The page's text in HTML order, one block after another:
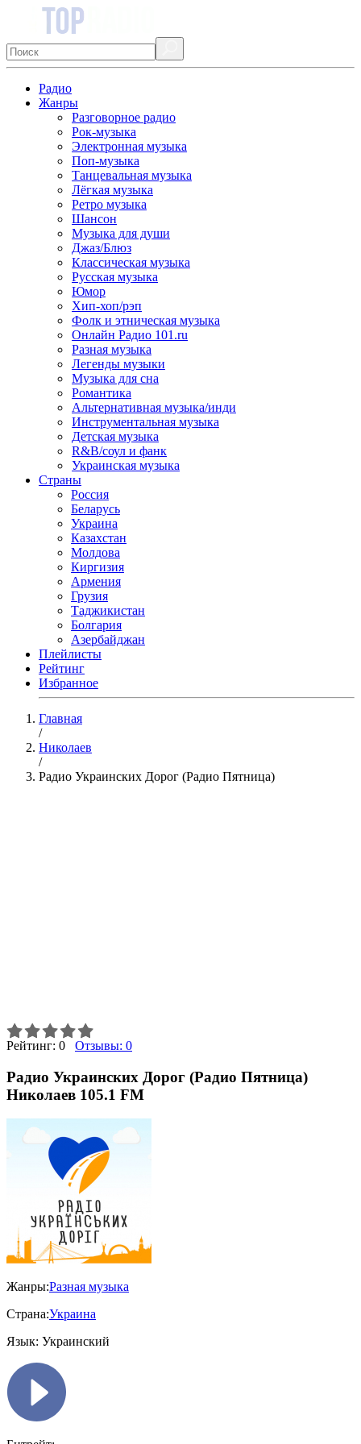
Радио
Жанры
Разговорное радио
Рок-музыка
Электронная музыка
Поп-музыка
Танцевальная музыка
Лёгкая музыка
Ретро музыка
Шансон
Музыка для души
Джаз/Блюз
Классическая музыка
Русская музыка
Юмор
Хип-хоп/рэп
Фолк и этническая музыка
Онлайн Радио 101.ru
Разная музыка
Легенды музыки
Музыка для сна
Романтика
Альтернативная музыка/инди
Инструментальная музыка
Детская музыка
R&B/cоул и фанк
Украинская музыка
Страны
Россия
Беларусь
Украина
Казахстан
Молдова
Киргизия
Армения
Грузия
Таджикистан
Болгария
Азербайджан
Плейлисты
Рейтинг
Избранное
Главная
/
Николаев
/
Радио Украинских Дорог (Радио Пятница)
Рейтинг: 0 Отзывы: 0
Радио Украинских Дорог (Радио Пятница)
Николаев 105.1 FM
Жанры:Разная музыка
Страна:Украина
Язык: Украинский